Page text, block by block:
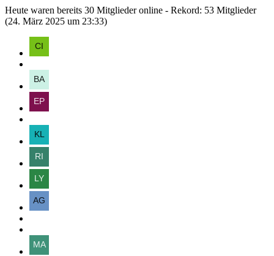
Heute waren bereits 30 Mitglieder online - Rekord: 53 Mitglieder
(24. März 2025 um 23:33)